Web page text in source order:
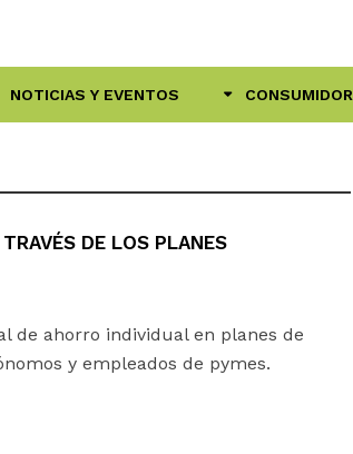
NOTICIAS Y EVENTOS CONSUMIDOR
DE LOS PLANES
de ahorro individual en planes de
y empleados de pymes.